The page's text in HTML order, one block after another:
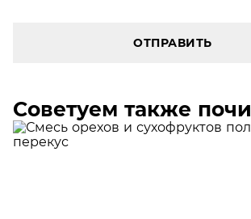
ОТПРАВИТЬ
Советуем также